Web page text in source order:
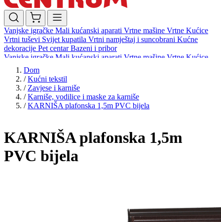
Vanjske igračke Mali kućanski aparati Vrtne mašine Vrtne Kućice
Vrtni tuševi Svijet kupatila Vrtni namještaj i suncobrani Kućne
dekoracije Pet centarBazeni i pribor
Vanjske igračke Mali kućanski aparati Vrtne mašine Vrtne Kućice
Vrtni tuševi
dekoracijePet centar
Dom
/ Kućni tekstil
/ Zavjese i karniše
/ Karniše, vodilice i maske za karniše
/ KARNIŠA plafonska 1,5m PVC bijela
KARNIŠA plafonska 1,5m
PVC bijela